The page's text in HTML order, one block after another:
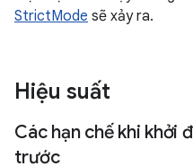
StrictMode sẽ xảy ra.
Hiệu suất
Các hạn chế khi khởi
trước